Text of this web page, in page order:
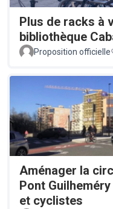
Plus de racks à
bibliothèque
Proposition officielle
Aménager la
Pont
et cyclistes